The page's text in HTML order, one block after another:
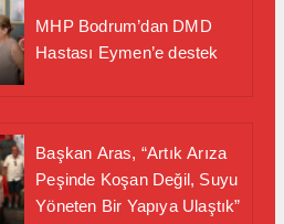
MHP Bodrum’dan DMD
Hastası Eymen’e destek
Başkan Aras, “Artık Arıza
Peşinde Koşan Değil, Suyu
Yöneten Bir Yapıya Ulaştık”